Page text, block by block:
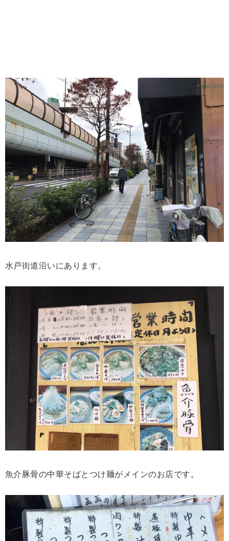
水戸街道沿いにあります。
魚介豚骨の中華そばとつけ麺がメインのお店です。